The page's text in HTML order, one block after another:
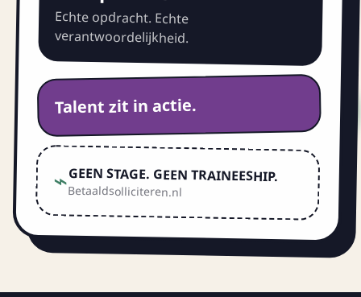
Echte opdracht. Echte
verantwoordelijkheid.
Talent zit in actie.
⌁GEEN STAGE. GEEN TRAINEESHIP.
Betaaldsolliciteren.nl